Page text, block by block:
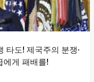
타도! 제국주의 분쟁·
에게 패배를!